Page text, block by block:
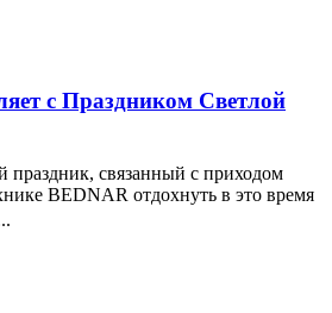
с Праздником Светлой
связанный с приходом
BEDNAR отдохнуть в это время